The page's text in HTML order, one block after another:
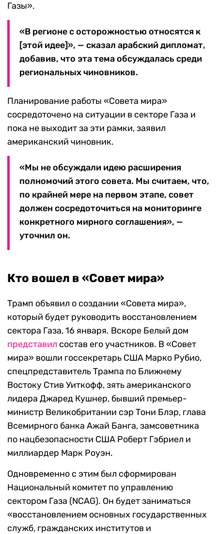
Газы».
«В регионе с осторожностью относятся к
[этой идее]», — сказал арабский дипломат,
добавив, что эта тема обсуждалась среди
региональных чиновников.
Планирование работы «Совета мира»
сосредоточено на ситуации в секторе Газа и
пока не выходит за эти рамки, заявил
американский чиновник.
«Мы не обсуждали идею расширения
полномочий этого совета. Мы считаем, что,
по крайней мере на первом этапе, совет
должен сосредоточиться на мониторинге
конкретного мирного соглашения», —
уточнил он.
Кто вошел в «Совет мира»
Трамп объявил о создании «Совета мира»,
который будет руководить восстановлением
сектора Газа, 16 января. Вскоре Белый дом
представил состав его участников. В «Совет
мира» вошли госсекретарь США Марко Рубио,
спецпредставитель Трампа по Ближнему
Востоку Стив Уиткофф, зять американского
лидера Джаред Кушнер, бывший премьер-
министр Великобритании сэр Тони Блэр, глава
Всемирного банка Ажай Банга, замсоветника
по нацбезопасности США Роберт Гэбриел и
миллиардер Марк Роуэн.
Одновременно с этим был сформирован
Национальный комитет по управлению
сектором Газа (NCAG). Он будет заниматься
«восстановлением основных государственных
служб, гражданских институтов и